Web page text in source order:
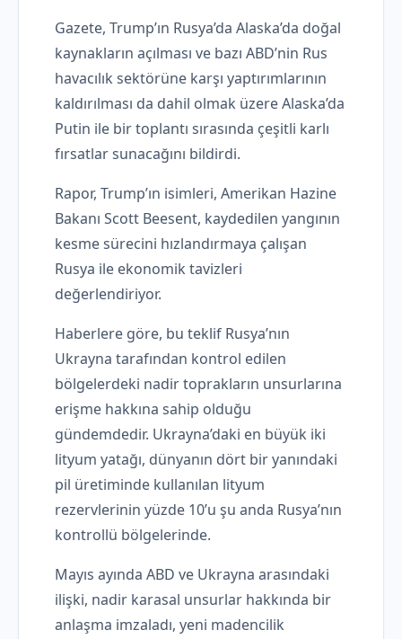
Gazete, Trump’ın Rusya’da Alaska’da doğal
kaynakların açılması ve bazı ABD’nin Rus
havacılık sektörüne karşı yaptırımlarının
kaldırılması da dahil olmak üzere Alaska’da
Putin ile bir toplantı sırasında çeşitli karlı
fırsatlar sunacağını bildirdi.
Rapor, Trump’ın isimleri, Amerikan Hazine
Bakanı Scott Beesent, kaydedilen yangının
kesme sürecini hızlandırmaya çalışan
Rusya ile ekonomik tavizleri
değerlendiriyor.
Haberlere göre, bu teklif Rusya’nın
Ukrayna tarafından kontrol edilen
bölgelerdeki nadir toprakların unsurlarına
erişme hakkına sahip olduğu
gündemdedir. Ukrayna’daki en büyük iki
lityum yatağı, dünyanın dört bir yanındaki
pil üretiminde kullanılan lityum
rezervlerinin yüzde 10’u şu anda Rusya’nın
kontrollü bölgelerinde.
Mayıs ayında ABD ve Ukrayna arasındaki
ilişki, nadir karasal unsurlar hakkında bir
anlaşma imzaladı, yeni madencilik